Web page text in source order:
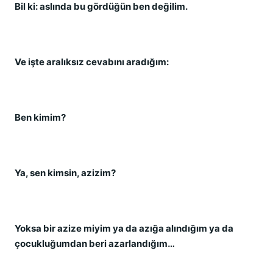
Bil ki: aslında bu gördüğün ben değilim.
Ve işte aralıksız cevabını aradığım:
Ben kimim?
Ya, sen kimsin, azizim?
Yoksa bir azize miyim ya da azığa alındığım ya da
çocukluğumdan beri azarlandığım…